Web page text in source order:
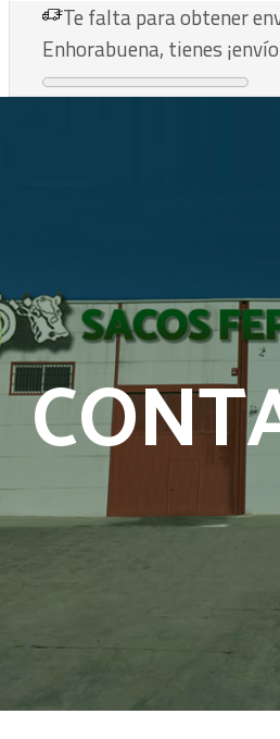
Te faltapara obtener
Enhorabuena, tienes ¡envío